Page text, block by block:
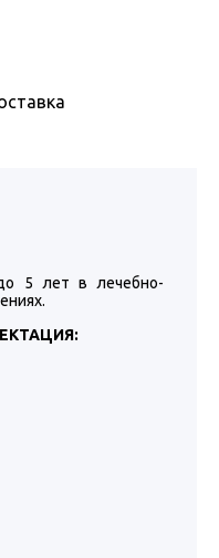
5 лет в лечебно-